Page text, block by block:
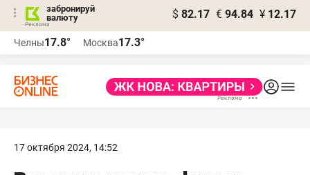
забронируй
валюту
$ 82.17 € 94.84 ¥ 12.17
Челны17.8° Москва17.3°
17 октября 2024, 14:52